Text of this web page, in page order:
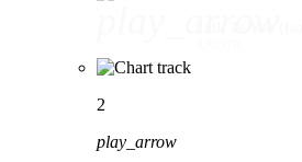
2
play_arrow